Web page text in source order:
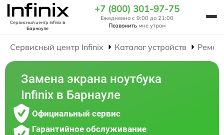
Сервисный центр Infinixв
Барнауле
+7 (800) 301-97-75
Ежедневно с 9:00 до 21:00
Позвонить мне утром
Сервисный центр Infinix Каталог устройств
Замена экрана ноутбука
Infinix в Барнауле
Официальный сервис
Гарантийное обслуживание